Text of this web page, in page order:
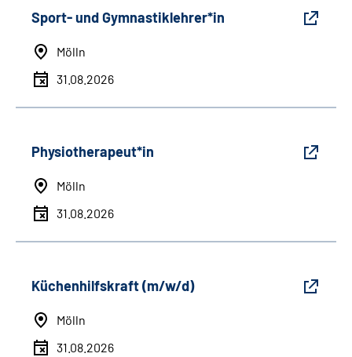
Sport- und Gymnastiklehrer*in
Mölln
31.08.2026
Physiotherapeut*in
Mölln
31.08.2026
Küchenhilfskraft (m/w/d)
Mölln
31.08.2026